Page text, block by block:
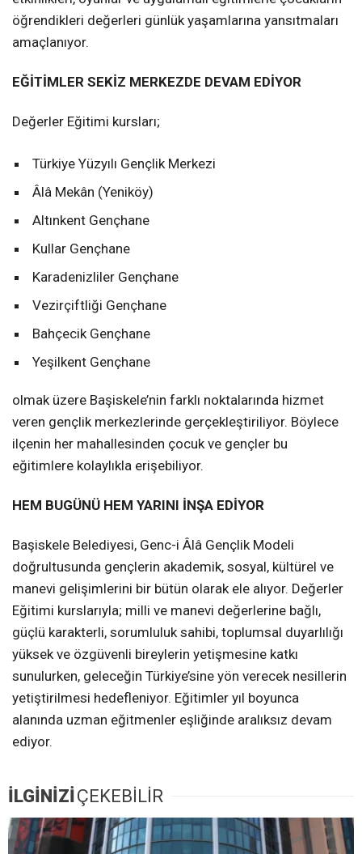
öğrendikleri değerleri günlük yaşamlarına yansıtmaları
amaçlanıyor.
EĞİTİMLER SEKİZ MERKEZDE DEVAM EDİYOR
Değerler Eğitimi kursları;
Türkiye Yüzyılı Gençlik Merkezi
Âlâ Mekân (Yeniköy)
Altınkent Gençhane
Kullar Gençhane
Karadenizliler Gençhane
Vezirçiftliği Gençhane
Bahçecik Gençhane
Yeşilkent Gençhane
olmak üzere Başiskele’nin farklı noktalarında hizmet
veren gençlik merkezlerinde gerçekleştiriliyor. Böylece
ilçenin her mahallesinden çocuk ve gençler bu
eğitimlere kolaylıkla erişebiliyor.
HEM BUGÜNÜ HEM YARINI İNŞA EDİYOR
Başiskele Belediyesi, Genc-i Âlâ Gençlik Modeli
doğrultusunda gençlerin akademik, sosyal, kültürel ve
manevi gelişimlerini bir bütün olarak ele alıyor. Değerler
Eğitimi kurslarıyla; milli ve manevi değerlerine bağlı,
güçlü karakterli, sorumluluk sahibi, toplumsal duyarlılığı
yüksek ve özgüvenli bireylerin yetişmesine katkı
sunulurken, geleceğin Türkiye’sine yön verecek nesillerin
yetiştirilmesi hedefleniyor. Eğitimler yıl boyunca
alanında uzman eğitmenler eşliğinde aralıksız devam
ediyor.
İLGİNİZİ ÇEKEBİLİR